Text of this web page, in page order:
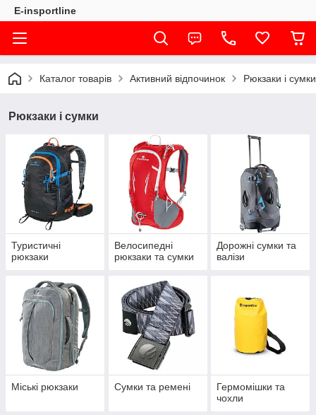
E-insportline
Каталог товарів Активний відпочинок Рюкзаки і сумки
Рюкзаки і сумки
Туристичні
рюкзаки
Велосипедні
рюкзаки та сумки
Дорожні сумки та
валізи
Міські рюкзаки Сумки та ремені
Гермомішки та
чохли